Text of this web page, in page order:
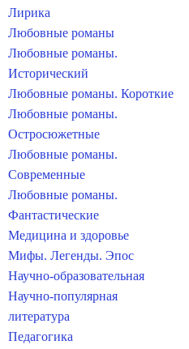
Лирика
Любовные романы
Любовные романы.
Исторический
Любовные романы. Короткие
Любовные романы.
Остросюжетные
Любовные романы.
Современные
Любовные романы.
Фантастические
Медицина и здоровье
Мифы. Легенды. Эпос
Научно-образовательная
Научно-популярная
литература
Педагогика